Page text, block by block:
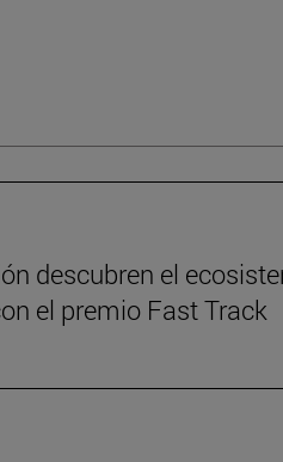
descubren el
el premio Fast Track